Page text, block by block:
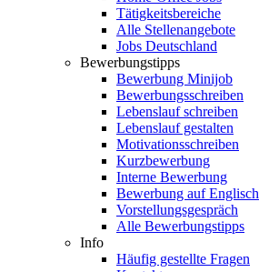
Tätigkeitsbereiche
Alle Stellenangebote
Jobs Deutschland
Bewerbungstipps
Bewerbung Minijob
Bewerbungsschreiben
Lebenslauf schreiben
Lebenslauf gestalten
Motivationsschreiben
Kurzbewerbung
Interne Bewerbung
Bewerbung auf Englisch
Vorstellungsgespräch
Alle Bewerbungstipps
Info
Häufig gestellte Fragen